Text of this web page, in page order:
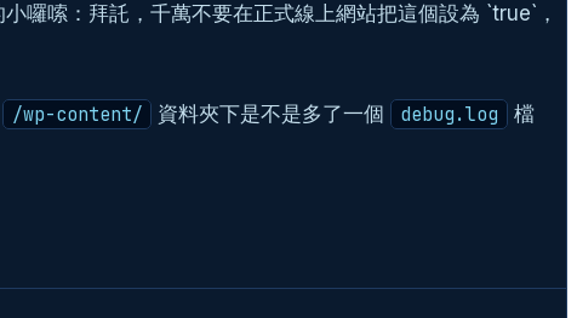
囉嗦：拜託，千萬不要在正式線上網站把這個設為 `true`，
/wp-content/ 資料夾下是不是多了一個 debug.log
檔